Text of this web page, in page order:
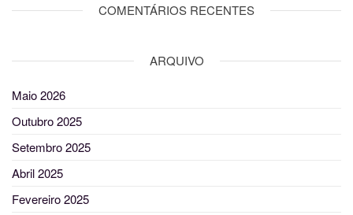
COMENTÁRIOS RECENTES
ARQUIVO
Maio 2026
Outubro 2025
Setembro 2025
Abril 2025
Fevereiro 2025